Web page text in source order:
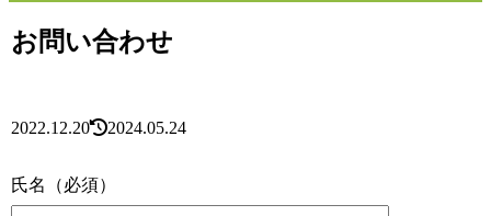
お問い合わせ
2022.12.20 2024.05.24
氏名 （必須）